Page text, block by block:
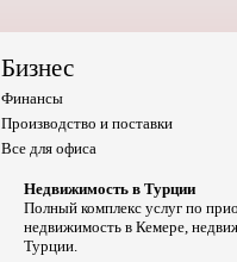
Бизнес
Финансы
Производство и поставки
Все для офиса
Недвижимость в Турции
Полный комплекс услуг по
недвижимость в Кемере,
Турции.